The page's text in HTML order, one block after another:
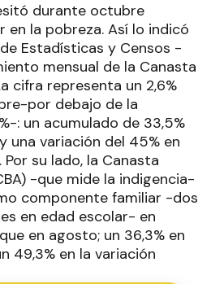
durante octubre
en la pobreza. Así lo indicó
Estadísticas y Censos -
mensual de la Canasta
cifra representa un 2,6%
por debajo de la
: un acumulado de 33,5%
una variación del 45% en
su lado, la Canasta
-que mide la indigencia-
componente familiar -dos
en edad escolar- en
en agosto; un 36,3% en
49,3% en la variación